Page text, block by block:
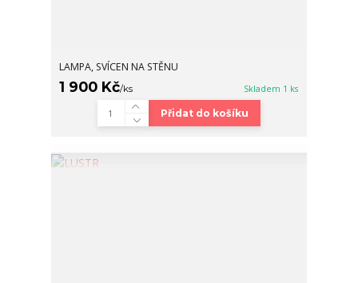
LAMPA, SVÍCEN NA STĚNU
1 900 Kč/ks Skladem 1 ks
Přidat do košíku